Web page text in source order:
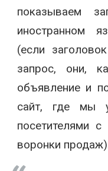
показываем
иностранном
(если
запрос, они,
объявление и
сайт, где мы
посетителями
воронки